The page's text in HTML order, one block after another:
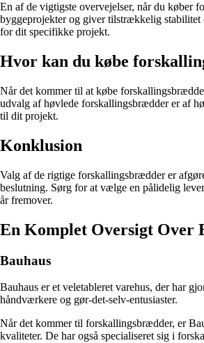
En af de vigtigste overvejelser, når du køber
byggeprojekter og giver tilstrækkelig stabilitet
for dit specifikke projekt.
Hvor kan du købe
Når det kommer til at købe
udvalg af høvlede forskallingsbrædder er af
til dit projekt.
Konklusion
Valg af de rigtige forskallingsbrædder er
beslutning. Sørg for at vælge en pålidelig
år fremover.
En Komplet Oversigt Over
Bauhaus
Bauhaus er et veletableret varehus, der har
håndværkere og gør-det-selv-entusiaster.
Når det kommer til forskallingsbrædder, er
kvaliteter. De har også specialiseret sig i